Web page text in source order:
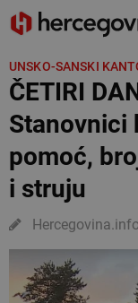
UNSKO-SANSKI
ČETIRI
Stanovnici
pomoć,
i struju
Hercegovina.info